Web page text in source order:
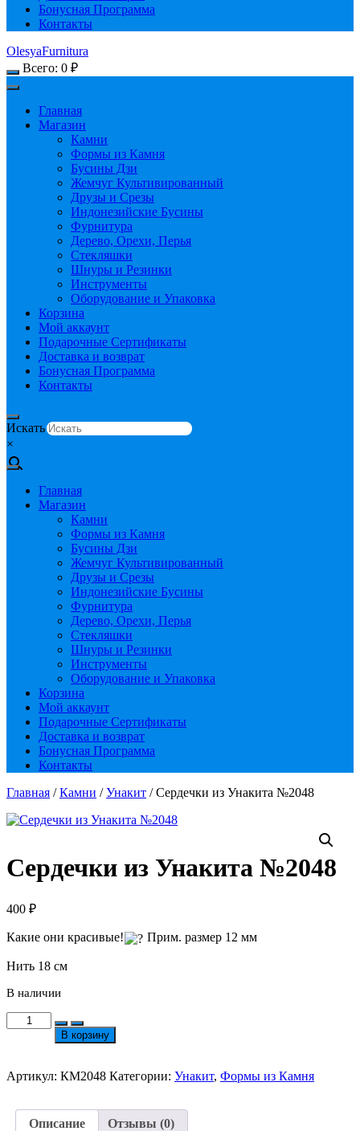
Бонусная Программа
Контакты
OlesyaFurnitura
Всего: 0 ₽
Главная
Магазин
Камни
Формы из Камня
Бусины Дзи
Жемчуг Культивированный
Друзы и Срезы
Индонезийские Бусины
Фурнитура
Дерево, Орехи, Перья
Стекляшки
Шнуры и Резинки
Инструменты
Оборудование и Упаковка
Корзина
Мой аккаунт
Подарочные Сертификаты
Доставка и возврат
Бонусная Программа
Контакты
Искать
×
Главная
Магазин
Камни
Формы из Камня
Бусины Дзи
Жемчуг Культивированный
Друзы и Срезы
Индонезийские Бусины
Фурнитура
Дерево, Орехи, Перья
Стекляшки
Шнуры и Резинки
Инструменты
Оборудование и Упаковка
Корзина
Мой аккаунт
Подарочные Сертификаты
Доставка и возврат
Бонусная Программа
Контакты
Главная /Камни /Унакит / Сердечки из Унакита №2048
Сердечки из Унакита №2048
400 ₽
Какие они красивые! Прим. размер 12 мм
Нить 18 см
В наличии
Количество
товара
Сердечки
Унакита
В корзину
Артикул: КМ2048 Категории: Унакит, Формы из Камня
Описание Отзывы (0)